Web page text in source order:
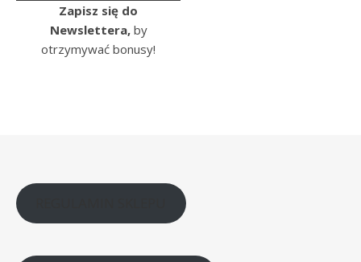
Zapisz się do
Newslettera,by
otrzymywać bonusy!